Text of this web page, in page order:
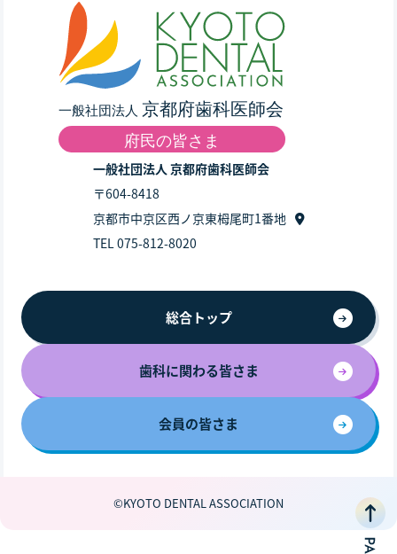
一般社団法人 京都府歯科医師会
〒604-8418
京都市中京区西ノ京東栂尾町1番地
TEL 075-812-8020
総合トップ
歯科に関わる皆さま
会員の皆さま
©KYOTO DENTAL ASSOCIATION